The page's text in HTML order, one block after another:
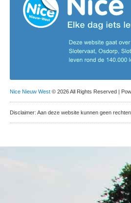
Nice Nieuw West © 2026 All Rights Reserved |
Disclaimer: Aan deze website kunnen geen